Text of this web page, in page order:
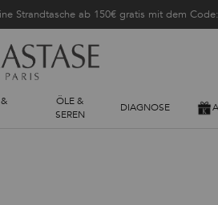
Strandtasche ab 150€ gratis mit dem
ÖLE &
SEREN
DIAGNOSE